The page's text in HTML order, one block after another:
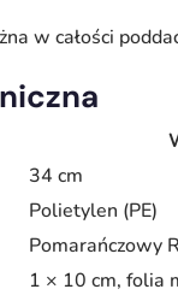
w całości
34 cm
Polietylen (PE)
Pomarańczowy
1 × 10 cm, folia